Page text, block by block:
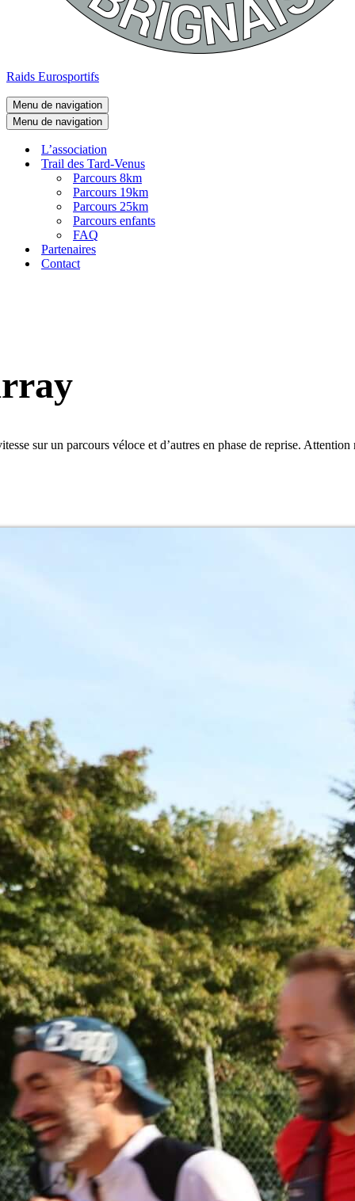
Raids Eurosportifs
Menu de navigation
Menu de navigation
L’association
Trail des Tard-Venus
Parcours 8km
Parcours 19km
Parcours 25km
Parcours enfants
FAQ
Partenaires
Contact
sur un parcours véloce et d’autres en phase de reprise.